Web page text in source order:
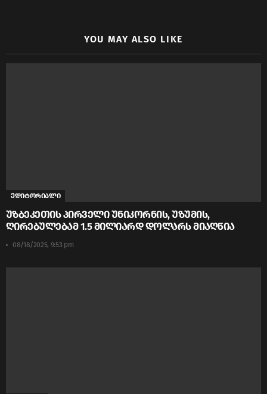
YOU MAY ALSO LIKE
ედიტორიალი
უზბეკეთის პირველი უნიკორნის, უზუმის,
ღირებულებამ 1.5 მილიარდ დოლარს მიაღწია
08/18/2025, 9:53 pm